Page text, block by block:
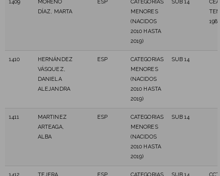
1409
MORENO
DÍAZ, MARTA
ESP
CATEGORIAS
MENORES
(NACIDOS
2010 HASTA
2019)
SUB 14
CEA
1410
HERNÁNDEZ
VÁSQUEZ,
DANIELA
ALEJANDRA
ESP
CATEGORIAS
MENORES
(NACIDOS
2010 HASTA
2019)
SUB 14
1411
MARTINEZ
ARTEAGA,
ALBA
ESP
CATEGORIAS
MENORES
(NACIDOS
2010 HASTA
2019)
SUB 14